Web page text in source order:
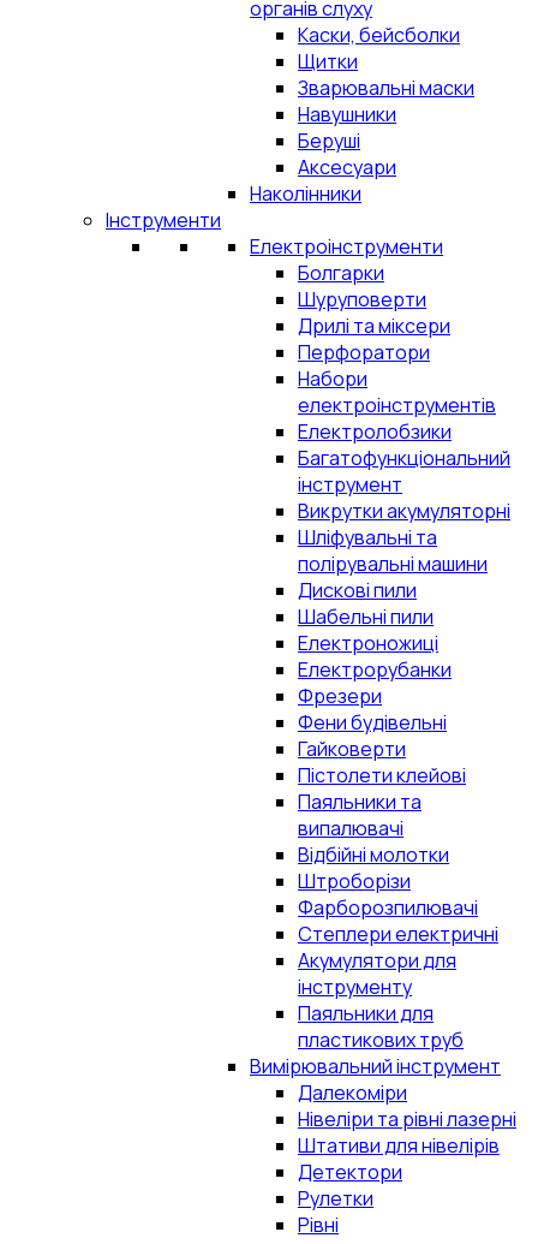
органів слуху
Каски, бейсболки
Щитки
Зварювальні маски
Навушники
Беруші
Аксесуари
Наколінники
Інструменти
Електроінструменти
Болгарки
Шуруповерти
Дрилі та міксери
Перфоратори
Набори
електроінструментів
Електролобзики
Багатофункціональний
інструмент
Викрутки акумуляторні
Шліфувальні та
полірувальні машини
Дискові пили
Шабельні пили
Електроножиці
Електрорубанки
Фрезери
Фени будівельні
Гайковерти
Пістолети клейові
Паяльники та
випалювачі
Відбійні молотки
Штроборізи
Фарборозпилювачі
Степлери електричні
Акумулятори для
інструменту
Паяльники для
пластикових труб
Вимірювальний інструмент
Далекоміри
Нівеліри та рівні лазерні
Штативи для нівелірів
Детектори
Рулетки
Рівні